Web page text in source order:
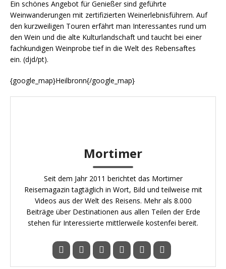
Ein schönes Angebot für Genießer sind geführte
Weinwanderungen mit zertifizierten Weinerlebnisführern. Auf
den kurzweiligen Touren erfährt man Interessantes rund um
den Wein und die alte Kulturlandschaft und taucht bei einer
fachkundigen Weinprobe tief in die Welt des Rebensaftes
ein. (djd/pt).
{google_map}Heilbronn{/google_map}
Mortimer
Seit dem Jahr 2011 berichtet das Mortimer
Reisemagazin tagtäglich in Wort, Bild und teilweise mit
Videos aus der Welt des Reisens. Mehr als 8.000
Beiträge über Destinationen aus allen Teilen der Erde
stehen für Interessierte mittlerweile kostenfei bereit.